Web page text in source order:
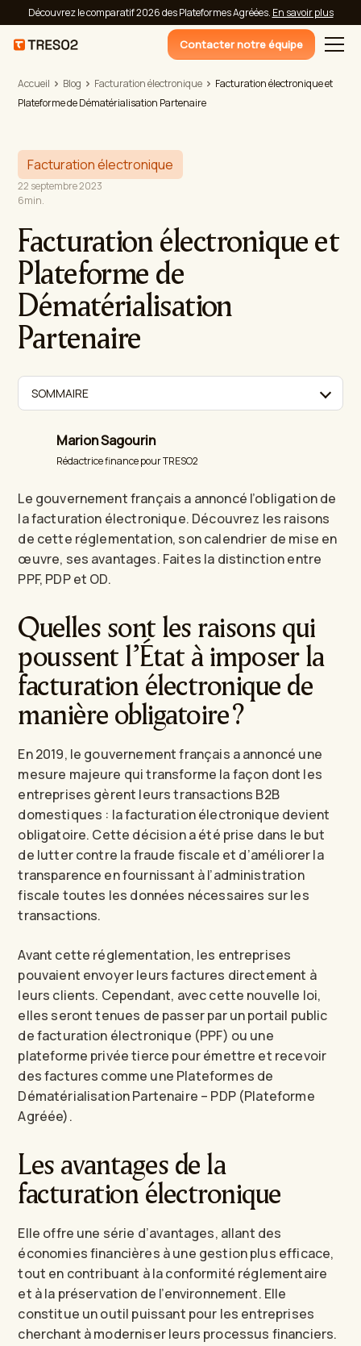
Découvrez le comparatif 2026 des Plateformes Agréées. En savoir plus
Contacter notre équipe
Accueil Blog Facturation électronique
Facturation électronique et
Plateforme de Dématérialisation Partenaire
Facturation électronique
22 septembre 2023
6min.
Facturation électronique et
Plateforme de
Dématérialisation
Partenaire
SOMMAIRE
Marion Sagourin
Rédactrice finance pour TRESO2
Le gouvernement français a annoncé l’obligation de
la facturation électronique. Découvrez les raisons
de cette réglementation, son calendrier de mise en
œuvre, ses avantages. Faites la distinction entre
PPF, PDP et OD.
Quelles sont les raisons qui
poussent l’État à imposer la
facturation électronique de
manière obligatoire ?
En 2019, le gouvernement français a annoncé une
mesure majeure qui transforme la façon dont les
entreprises gèrent leurs transactions B2B
domestiques : la facturation électronique devient
obligatoire. Cette décision a été prise dans le but
de lutter contre la fraude fiscale et d’améliorer la
transparence en fournissant à l’administration
fiscale toutes les données nécessaires sur les
transactions.
Avant cette réglementation, les entreprises
pouvaient envoyer leurs factures directement à
leurs clients. Cependant, avec cette nouvelle loi,
elles seront tenues de passer par un portail public
de facturation électronique (PPF) ou une
plateforme privée tierce pour émettre et recevoir
des factures comme une Plateformes de
Dématérialisation Partenaire – PDP (Plateforme
Agréée).
Les avantages de la
facturation électronique
Elle offre une série d’avantages, allant des
économies financières à une gestion plus efficace,
tout en contribuant à la conformité réglementaire
et à la préservation de l’environnement. Elle
constitue un outil puissant pour les entreprises
cherchant à moderniser leurs processus financiers.